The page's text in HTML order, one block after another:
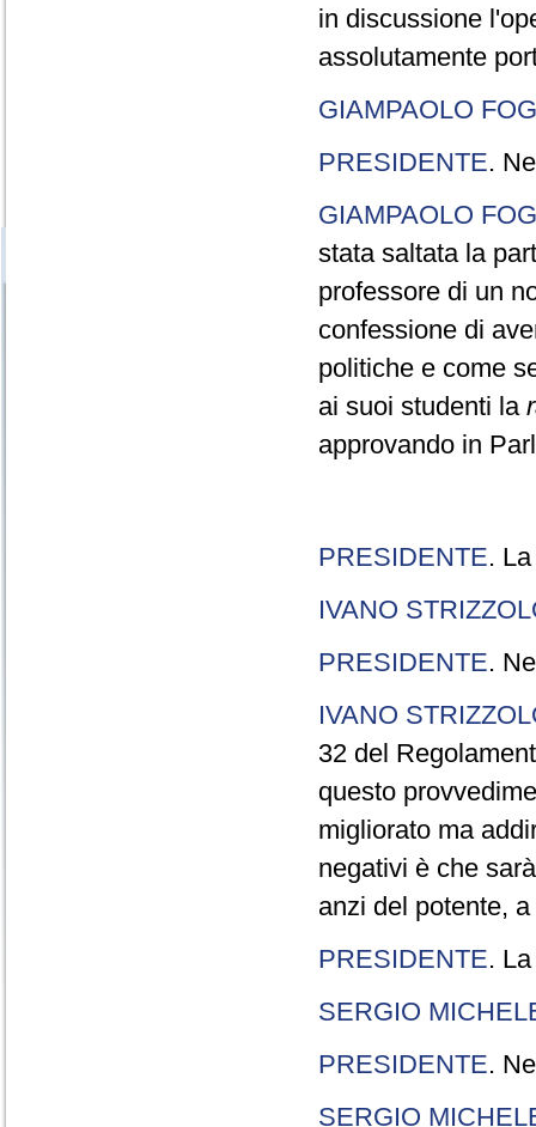
in discussione
assolutamente
GIAMPAOLO
PRESIDENTE.
GIAMPAOLO
stata saltata la
professore di un
confessione di
politiche e come
ai suoi studenti la
approvando in
PRESIDENTE.
IVANO
PRESIDENTE.
IVANO
32 del
questo
migliorato ma
negativi è che
anzi del potente,
PRESIDENTE.
SERGIO
PRESIDENTE.
SERGIO